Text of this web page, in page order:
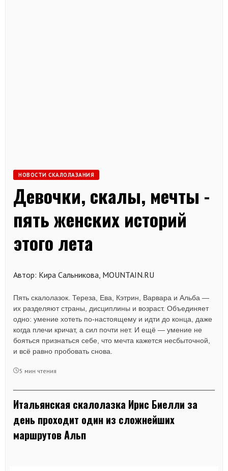
НОВОСТИ СКАЛОЛАЗАНИЯ
Девочки, скалы, мечты -
пять женских историй
этого лета
Автор: Кира Сальникова, MOUNTAIN.RU
Пять скалолазок. Тереза, Ева, Кэтрин, Варвара и Альба —
их разделяют страны, дисциплины и возраст. Объединяет
одно: умение хотеть по-настоящему и идти до конца, даже
когда плечи кричат, а сил почти нет. И ещё — умение не
бояться признаться себе, что мечта кажется несбыточной,
и всё равно пробовать снова.
5 мин чтения
Итальянская скалолазка Ирис Биелли за
день проходит один из сложнейших
маршрутов Альп